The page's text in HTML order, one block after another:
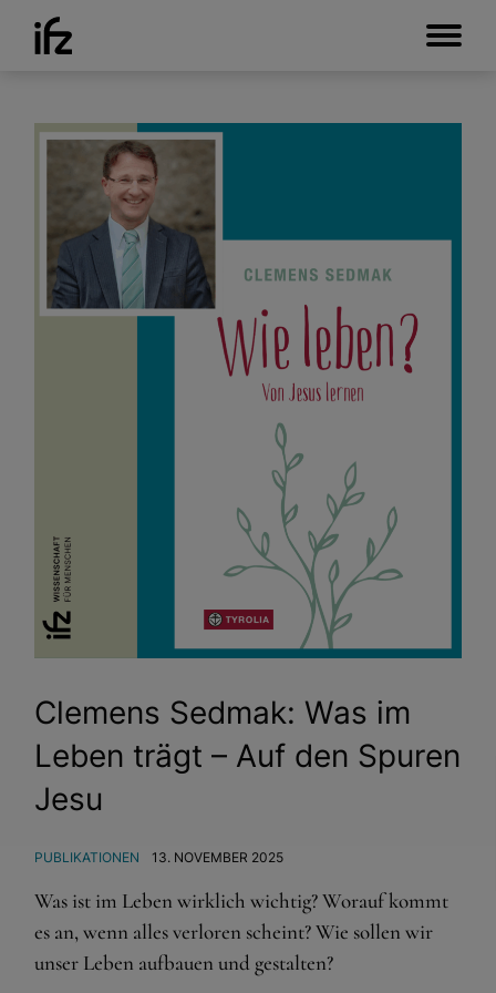
Clemens Sedmak: Was im
Leben trägt – Auf den Spuren
Jesu
PUBLIKATIONEN 13. NOVEMBER 2025
Was ist im Leben wirklich wichtig? Worauf kommt
es an, wenn alles verloren scheint? Wie sollen wir
unser Leben aufbauen und gestalten?